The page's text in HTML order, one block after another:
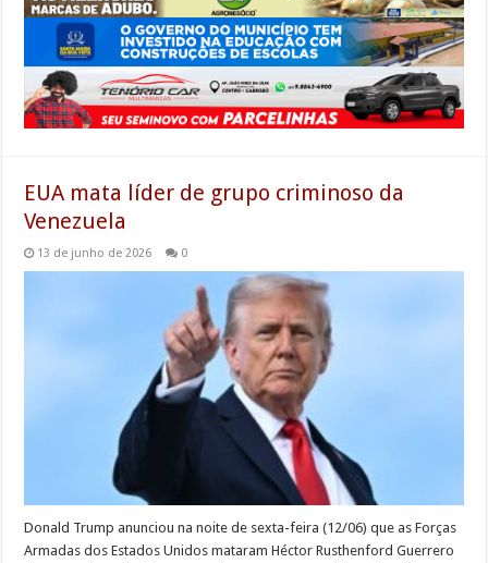
EUA mata líder de grupo criminoso da
Venezuela
13 de junho de 2026 0
Donald Trump anunciou na noite de sexta-feira (12/06) que as Forças
Armadas dos Estados Unidos mataram Héctor Rusthenford Guerrero